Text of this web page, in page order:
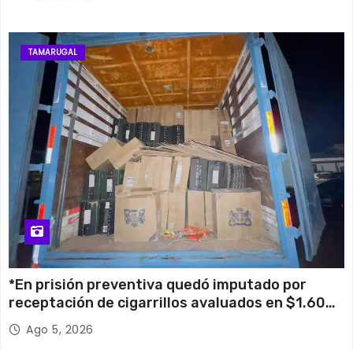
TAMARUGAL
*En prisión preventiva quedó imputado por
receptación de cigarrillos avaluados en $1.600
millones*
Ago 5, 2026